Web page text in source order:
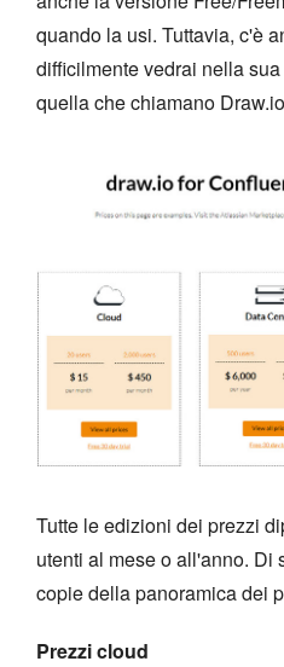
quando la usi. Tuttavia, c'è
difficilmente vedrai nella
quella che chiamano
Tutte le edizioni dei prezzi
utenti al mese o all'anno. Di
copie della panoramica dei
Prezzi cloud